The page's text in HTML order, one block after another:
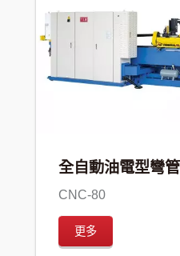
全自動油電型彎
CNC-80
更多